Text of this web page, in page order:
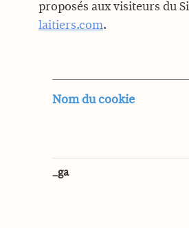
proposés aux visiteurs du
laitiers.com.
Nom du cookie
_ga